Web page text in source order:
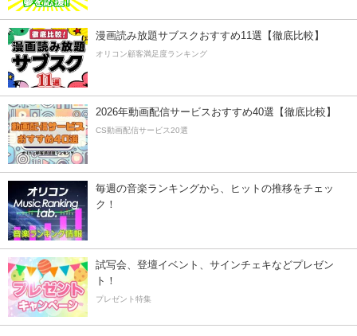
漫画読み放題サブスクおすすめ11選【徹底比較】
オリコン顧客満足度ランキング
2026年動画配信サービスおすすめ40選【徹底比較】
CS動画配信サービス20選
毎週の音楽ランキングから、ヒットの推移をチェッ
ク！
試写会、登壇イベント、サインチェキなどプレゼン
ト！
プレゼント特集